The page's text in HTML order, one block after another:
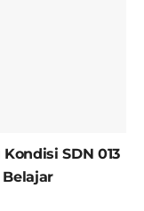
SDN 013